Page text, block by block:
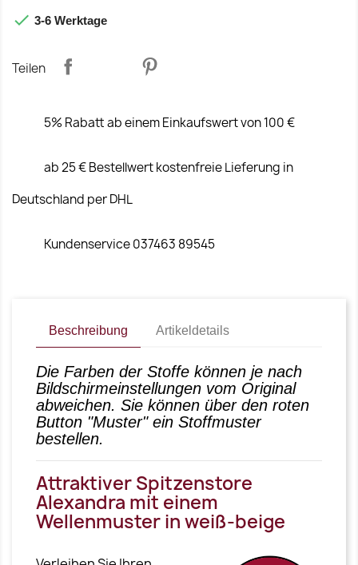
 3-6 Werktage
Teilen
5% Rabatt ab einem Einkaufswert von 100 €
ab 25 € Bestellwert kostenfreie Lieferung in
Deutschland per DHL
Kundenservice 037463 89545
Beschreibung Artikeldetails
Die Farben der Stoffe können je nach
Bildschirmeinstellungen vom Original
abweichen. Sie können über den roten
Button "Muster" ein Stoffmuster
bestellen.
Attraktiver Spitzenstore
Alexandra mit einem
Wellenmuster in weiß-beige